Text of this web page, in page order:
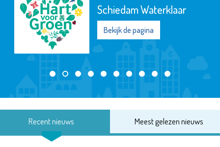
Schiedam Waterklaar
Bekijk de pagina
Recent nieuws Meest gelezen nieuws